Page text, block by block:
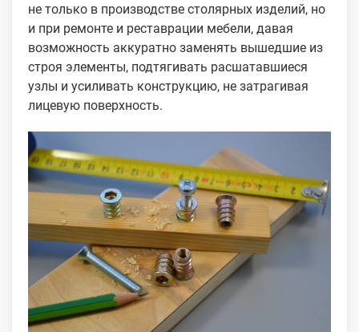
не только в производстве столярных изделий, но
и при ремонте и реставрации мебели, давая
возможность аккуратно заменять вышедшие из
строя элементы, подтягивать расшатавшиеся
узлы и усиливать конструкцию, не затрагивая
лицевую поверхность.